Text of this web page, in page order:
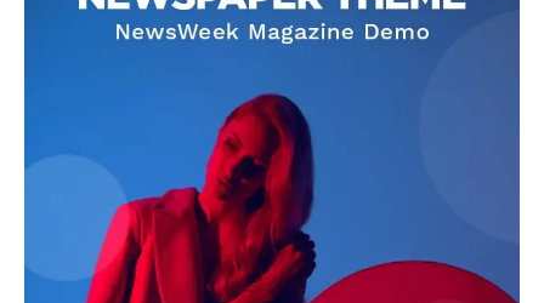
AIN NEWS 1
Contact Us
Privacy Policy
Terms of Use Agreement